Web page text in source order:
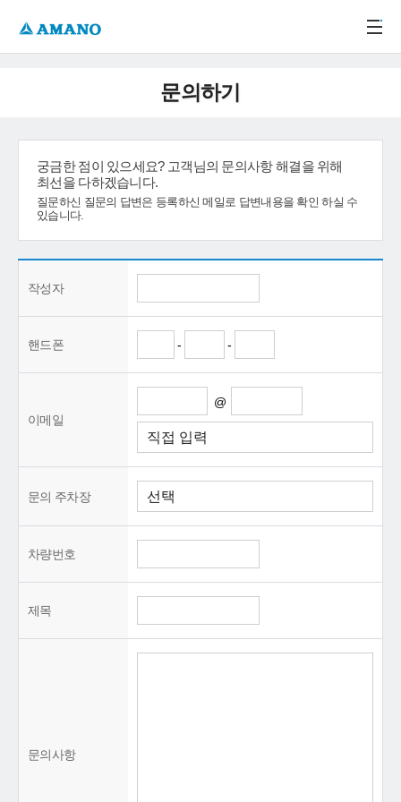
문의하기
궁금한 점이 있으세요? 고객님의 문의사항 해결을 위해
최선을 다하겠습니다.
질문하신 질문의 답변은 등록하신 메일로 답변내용을 확인 하실 수
있습니다.
작성자
핸드폰 - -
이메일
@
문의 주차장
차량번호
제목
문의사항